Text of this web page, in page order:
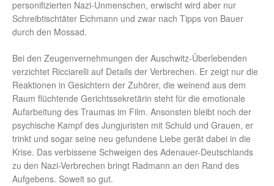
personifizierten Nazi-Unmenschen, erwischt wird aber nur
Schreibtischtäter Eichmann und zwar nach Tipps von Bauer
durch den Mossad.
Bei den Zeugenvernehmungen der Auschwitz-Überlebenden
verzichtet Ricciarelli auf Details der Verbrechen. Er zeigt nur die
Reaktionen in Gesichtern der Zuhörer, die weinend aus dem
Raum flüchtende Gerichtssekretärin steht für die emotionale
Aufarbeitung des Traumas im Film. Ansonsten bleibt noch der
psychische Kampf des Jungjuristen mit Schuld und Grauen, er
trinkt und sogar seine neu gefundene Liebe gerät dabei in die
Krise. Das verbissene Schweigen des Adenauer-Deutschlands
zu den Nazi-Verbrechen bringt Radmann an den Rand des
Aufgebens. Soweit so gut.